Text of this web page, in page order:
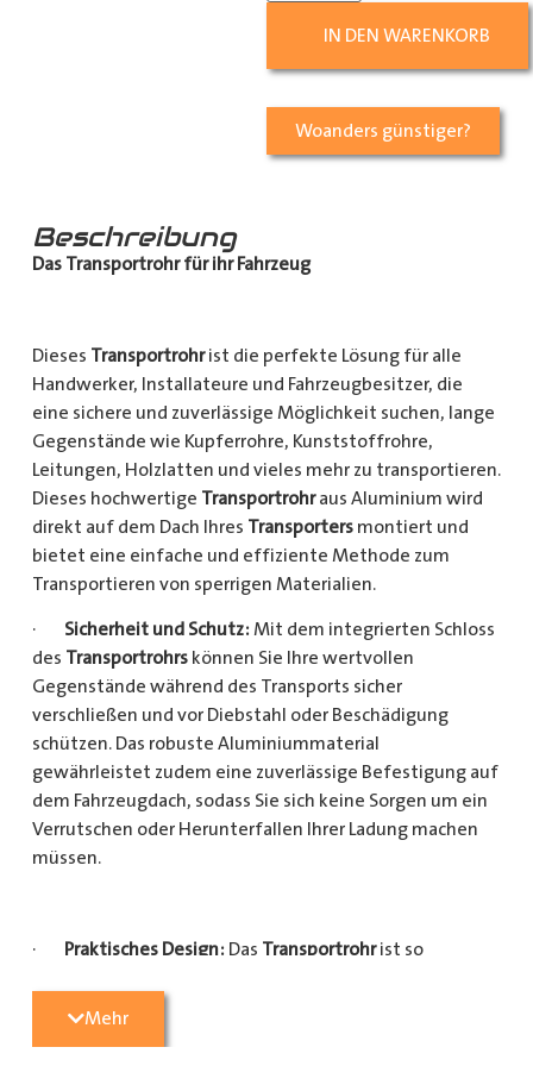
IN DEN WARENKORB
Woanders günstiger?
Beschreibung
Das Transportrohr für ihr Fahrzeug
Dieses Transportrohrist die perfekte Lösung für alle
Handwerker, Installateure und Fahrzeugbesitzer, die
eine sichere und zuverlässige Möglichkeit suchen, lange
Gegenstände wie Kupferrohre, Kunststoffrohre,
Leitungen, Holzlatten und vieles mehr zu transportieren.
Dieses hochwertige Transportrohraus Aluminium wird
direkt auf dem Dach Ihres Transportersmontiert und
bietet eine einfache und effiziente Methode zum
Transportieren von sperrigen Materialien.
· Sicherheit und Schutz: Mit dem integrierten Schloss
des Transportrohrskönnen Sie Ihre wertvollen
Gegenstände während des Transports sicher
verschließen und vor Diebstahl oder Beschädigung
schützen. Das robuste Aluminiummaterial
gewährleistet zudem eine zuverlässige Befestigung auf
dem Fahrzeugdach, sodass Sie sich keine Sorgen um ein
Verrutschen oder Herunterfallen Ihrer Ladung machen
müssen.
· Praktisches Design: Das Transportrohrist so
Gegenständen sicher und einfach transportieren kann
Mehr